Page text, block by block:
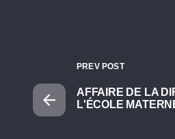
PREV POST
AFFAIRE DE LA
L'ÉCOLE